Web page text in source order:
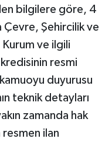
bilgilere göre, 4
Çevre, Şehircilik ve
Kurum ve ilgili
resmi
duyurusu
teknik detayları
zamanda hak
ilan